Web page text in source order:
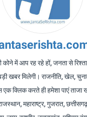
कोने में आप रह रहे हों, जनता से
खबर मिलेगी। राजनीति, खेल,
एक क्लिक करते ही हमेशा पाएं ताजा
महाराष्ट्र, गुजरात,